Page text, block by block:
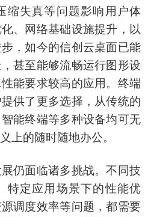
缩失真等问题影响用户体
、网络基础设施提升，以
，如今的信创云桌面已能
甚至能够流畅运行图形设
能要求较高的应用。终端
供了更多选择，从传统的
能终端等多种设备均可无
上的随时随地办公。
仍面临诸多挑战。不同技
特定应用场景下的性能优
调度效率等问题，都需要